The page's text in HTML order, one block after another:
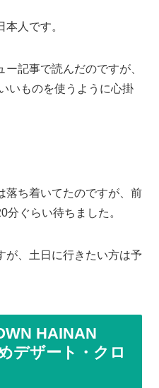
人です。
記事で読んだのですが、
いものを使うように心掛
落ち着いてたのですが、前
分ぐらい待ちました。
が、土日に行きたい方は予
HAINAN
デザート・クロ